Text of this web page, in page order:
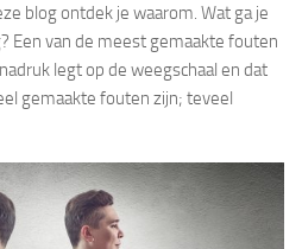
blog ontdek je waarom. Wat ga je
Een van de meest gemaakte fouten
legt op de weegschaal en dat
gemaakte fouten zijn; teveel